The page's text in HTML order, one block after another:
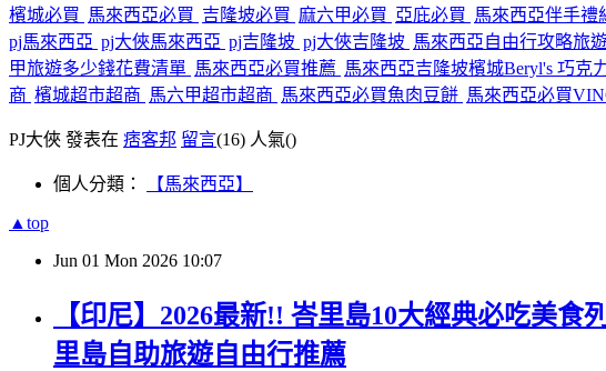
檳城必買 馬來西亞必買 吉隆坡必買 麻六甲必買 亞庇必買 馬來西亞伴手禮
pj馬來西亞 pj大俠馬來西亞 pj吉隆坡 pj大俠吉隆坡 馬來西亞自由行攻略旅
甲旅遊多少錢花費清單 馬來西亞必買推薦 馬來西亞吉隆坡檳城Beryl's 巧克
商 檳城超市超商 馬六甲超市超商 馬來西亞必買魚肉豆餅 馬來西亞必買
PJ大俠 發表在 痞客邦 留言(16) 人氣()
個人分類： 【馬來西亞】
▲top
Jun 01 Mon 2026 10:07
【印尼】2026最新!! 峇里島10大經典必吃美
里島自助旅遊自由行推薦